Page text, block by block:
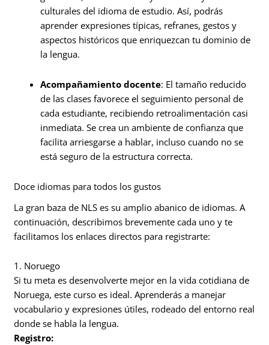
culturales del idioma de estudio. Así, podrás
aprender expresiones típicas, refranes, gestos y
aspectos históricos que enriquezcan tu dominio de
la lengua.
Acompañamiento docente: El tamaño reducido
de las clases favorece el seguimiento personal de
cada estudiante, recibiendo retroalimentación casi
inmediata. Se crea un ambiente de confianza que
facilita arriesgarse a hablar, incluso cuando no se
está seguro de la estructura correcta.
Doce idiomas para todos los gustos
La gran baza de NLS es su amplio abanico de idiomas. A
continuación, describimos brevemente cada uno y te
facilitamos los enlaces directos para registrarte:
1. Noruego
Si tu meta es desenvolverte mejor en la vida cotidiana de
Noruega, este curso es ideal. Aprenderás a manejar
vocabulario y expresiones útiles, rodeado del entorno real
donde se habla la lengua.
Registro: